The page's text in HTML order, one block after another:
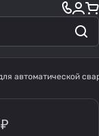
автоматической